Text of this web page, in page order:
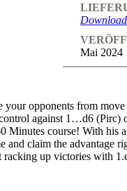
Download
Mai 2024
your opponents from
control against 1…d6
Minutes course! With his
and claim the advantage
racking up victories with